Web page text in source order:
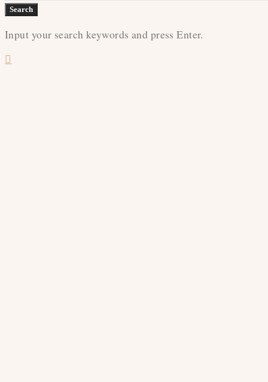
Search
Input your search keywords and press Enter.